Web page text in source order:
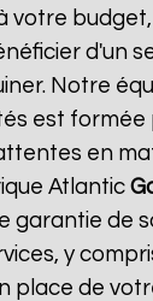
votre
d'un
Notre
est
en
Atlantic
garantie de
y
place de